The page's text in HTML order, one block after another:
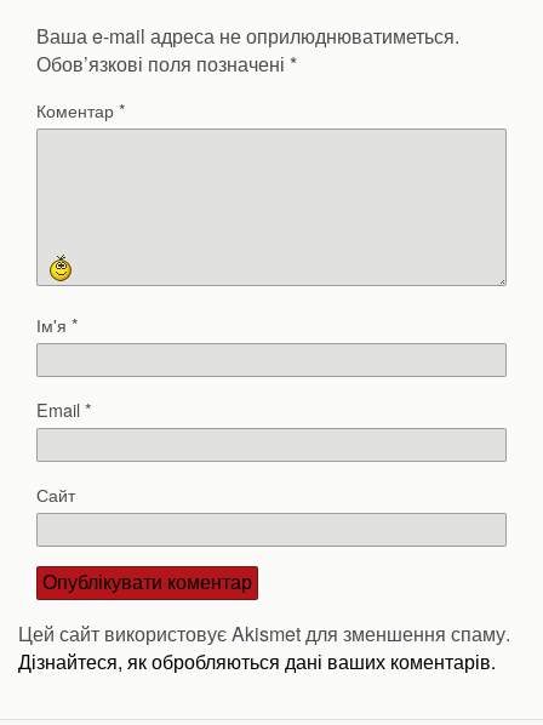
Ваша e-mail адреса не оприлюднюватиметься.
Обов’язкові поля позначені *
Коментар*
Ім'я *
Email*
Сайт
Цей сайт використовує Akismet для зменшення спаму.
Дізнайтеся, як обробляються дані ваших коментарів.